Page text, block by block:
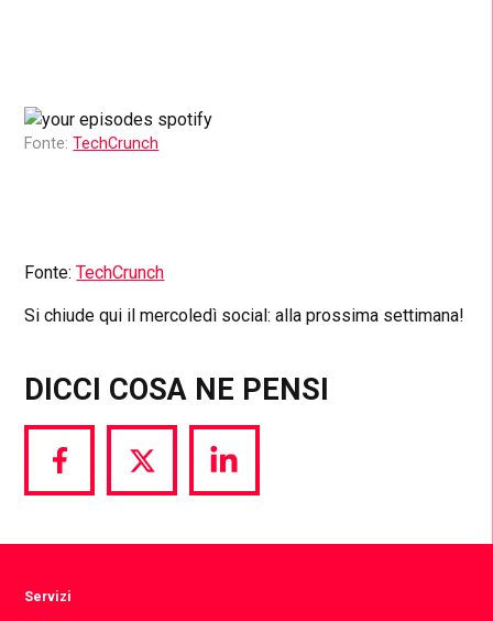
Fonte:TechCrunch
Fonte:TechCrunch
Si chiude qui il mercoledì social: alla prossima settimana!
DICCI COSA NE PENSI
Share
via
Share
via
Share
via
Servizi